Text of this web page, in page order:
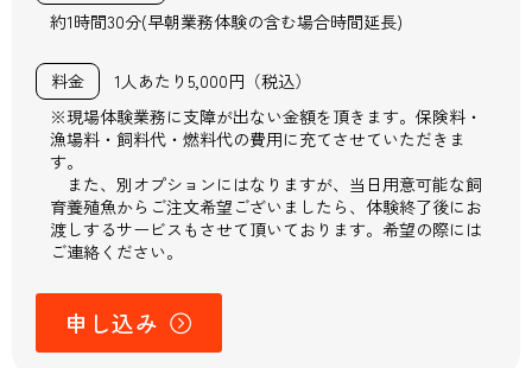
約1時間30分(早朝業務体験の含む場合時間延長)
料金
1人あたり5,000円（税込）
※現場体験業務に支障が出ない金額を頂きます。保険料・
漁場料・飼料代・燃料代の費用に充てさせていただきま
す。
また、別オプションにはなりますが、当日用意可能な飼
育養殖魚からご注文希望ございましたら、体験終了後にお
渡しするサービスもさせて頂いております。希望の際には
ご連絡ください。
申し込み